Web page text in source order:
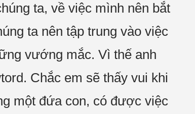
ta, về việc mình nên bắt
ta nên tập trung vào việc
vướng mắc. Vì thế anh
Chắc em sẽ thấy vui khi
một đứa con, có được việc